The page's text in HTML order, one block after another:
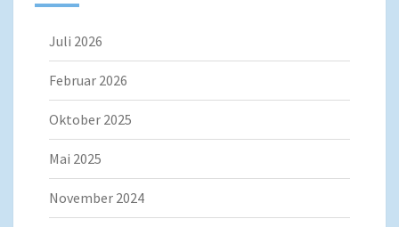
Juli 2026
Februar 2026
Oktober 2025
Mai 2025
November 2024